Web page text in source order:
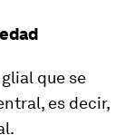
que se
es decir,